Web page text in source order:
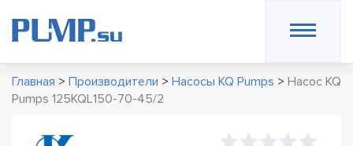
Главная > Производители > Насосы KQ Pumps > Насос KQ
Pumps 125KQL150-70-45/2